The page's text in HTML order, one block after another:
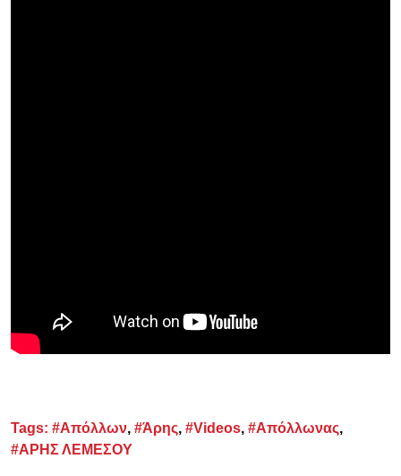
Tags: #Απόλλων, #Άρης, #Videos, #Απόλλωνας,
#ΑΡΗΣ ΛΕΜΕΣΟΥ